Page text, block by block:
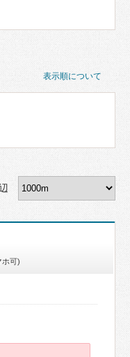
表示順について
ホ可)